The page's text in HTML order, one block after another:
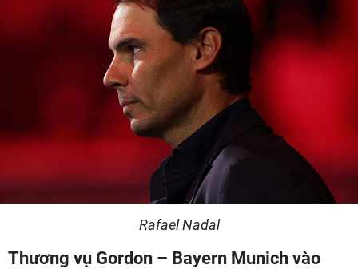
Rafael Nadal
Thương vụ Gordon – Bayern Munich vào